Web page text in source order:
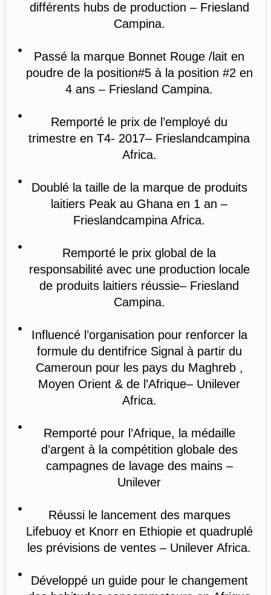
différents hubs de production – Friesland
Campina.
Passé la marque Bonnet Rouge /lait en
poudre de la position#5 à la position #2 en
4 ans – Friesland Campina.
Remporté le prix de l’employé du
trimestre en T4- 2017– Frieslandcampina
Africa.
Doublé la taille de la marque de produits
laitiers Peak au Ghana en 1 an –
Frieslandcampina Africa.
Remporté le prix global de la
responsabilité avec une production locale
de produits laitiers réussie– Friesland
Campina.
Influencé l’organisation pour renforcer la
formule du dentifrice Signal à partir du
Cameroun pour les pays du Maghreb ,
Moyen Orient & de l’Afrique– Unilever
Africa.
Remporté pour l’Afrique, la médaille
d’argent à la compétition globale des
campagnes de lavage des mains –
Unilever
Réussi le lancement des marques
Lifebuoy et Knorr en Ethiopie et quadruplé
les prévisions de ventes – Unilever Africa.
Développé un guide pour le changement